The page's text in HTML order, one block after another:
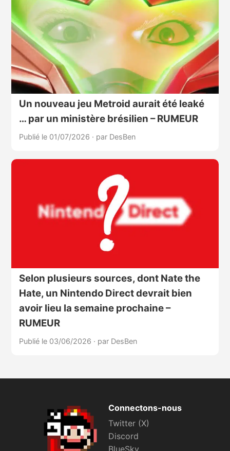
Un nouveau jeu Metroid aurait été leaké
… par un ministère brésilien – RUMEUR
Publié le 01/07/2026 · par DesBen
Selon plusieurs sources, dont Nate the
Hate, un Nintendo Direct devrait bien
avoir lieu la semaine prochaine –
RUMEUR
Publié le 03/06/2026 · par DesBen
Connectons-nous
Twitter (X)
Discord
BlueSky